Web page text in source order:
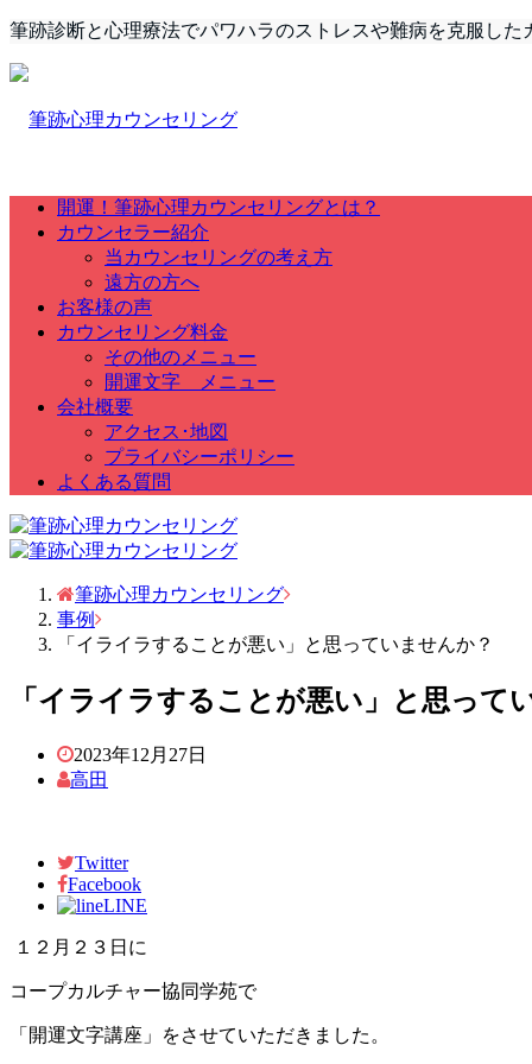
筆跡診断と心理療法でパワハラのストレスや難病を克服した
開運！筆跡心理カウンセリングとは？
カウンセラー紹介
当カウンセリングの考え方
遠方の方へ
お客様の声
カウンセリング料金
その他のメニュー
開運文字 メニュー
会社概要
アクセス･地図
プライバシーポリシー
よくある質問
筆跡心理カウンセリング
事例
「イライラすることが悪い」と思っていませんか？
「イライラすることが悪い」と思って
2023年12月27日
高田
Twitter
Facebook
LINE
１２月２３日に
コープカルチャー協同学苑で
「開運文字講座」をさせていただきました。